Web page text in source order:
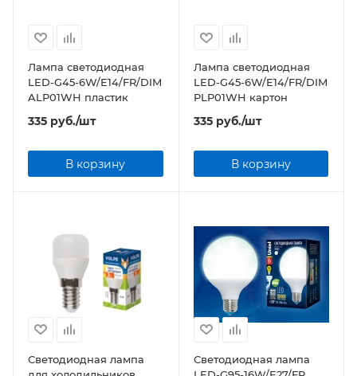
Лампа светодиодная
LED-G45-6W/E14/FR/DIM
ALP01WH пластик
335 руб./шт
В корзину
Лампа светодиодная
LED-G45-6W/E14/FR/DIM
PLP01WH картон
335руб./шт
В корзину
Светодиодная лампа
Светодиодная лампа